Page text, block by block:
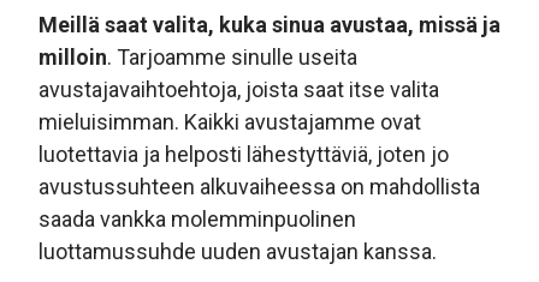
Meillä saat valita, kuka sinua avustaa, missä ja
milloin. Tarjoamme sinulle useita
avustajavaihtoehtoja, joista saat itse valita
mieluisimman. Kaikki avustajamme ovat
luotettavia ja helposti lähestyttäviä, joten jo
avustussuhteen alkuvaiheessa on mahdollista
saada vankka molemminpuolinen
luottamussuhde uuden avustajan kanssa.